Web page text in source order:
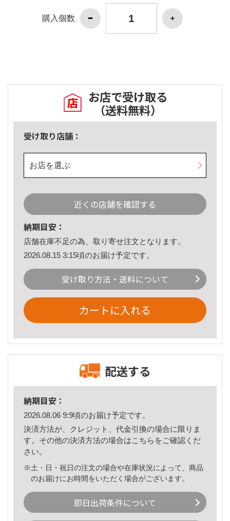
購入個数
お店で受け取る
（送料無料）
受け取り店舗：
お店を選ぶ
近くの店舗を確認する
納期目安：
店舗在庫不足の為、取り寄せ注文となります。
2026.08.15 3:15頃のお届け予定です。
受け取り方法・送料について
カートに入れる
配送する
納期目安：
2026.08.06 9:9頃のお届け予定です。
決済方法が、クレジット、代金引換の場合に限りま
す。その他の決済方法の場合はこちら をご確認くだ
さい。
※土・日・祝日の注文の場合や在庫状況によって、商品
のお届けにお時間をいただく場合がございます。
即日出荷条件について